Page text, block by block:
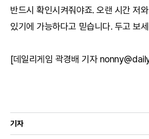
반드시 확인시켜줘야죠. 오랜 시간 저
있기에 가능하다고 믿습니다. 두고 보
[데일리게임 곽경배 기자
기자